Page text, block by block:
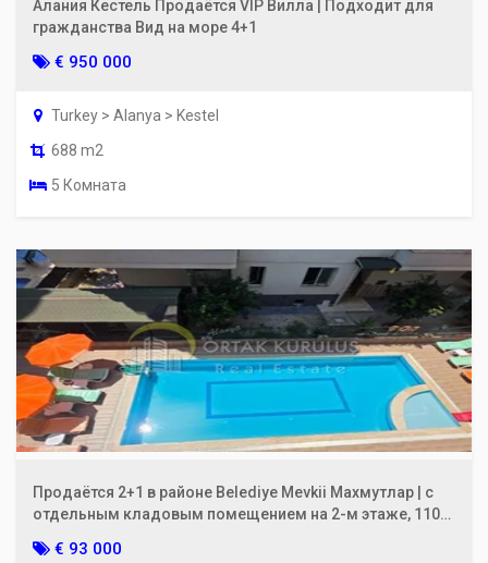
Алания Кестель Продаётся VIP Вилла | Подходит для
гражданства Вид на море 4+1
€ 950 000
Turkey > Alanya > Kestel
688 m2
5 Комната
Продаётся 2+1 в районе Belediye Mevkii Махмутлар | с
отдельным кладовым помещением на 2-м этаже, 110
€ 93 000